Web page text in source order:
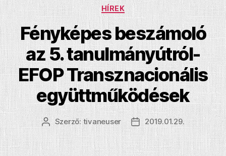
Kategóriák
HÍREK
Fényképes beszámoló
az 5. tanulmányútról-
EFOP Transznacionális
együttműködések
Bejegyzés
szerzője
Szerző:tivaneuser
Bejegyzés
dátuma
2019.01.29.